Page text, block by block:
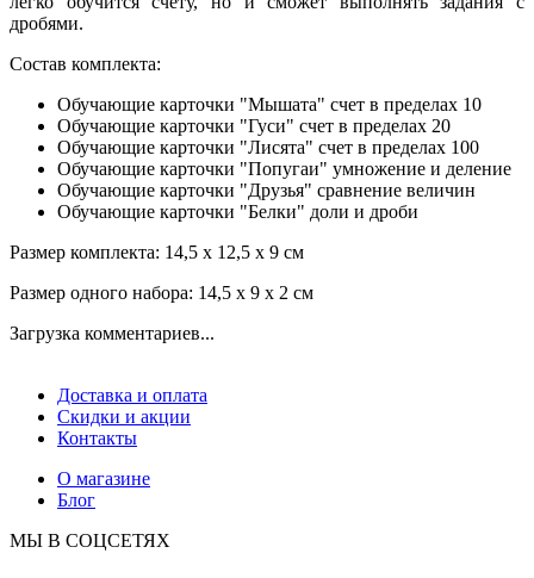
дробями.
Состав комплекта:
Обучающие карточки "Мышата" счет в пределах 10
Обучающие карточки "Гуси" счет в пределах 20
Обучающие карточки "Лисята" счет в пределах 100
Обучающие карточки "Попугаи" умножение и деление
Обучающие карточки "Друзья" сравнение величин
Обучающие карточки "Белки" доли и дроби
Размер комплекта: 14,5 x 12,5 x 9 см
Размер одного набора: 14,5 x 9 x 2 см
Загрузка комментариев...
Доставка и оплата
Скидки и акции
Контакты
О магазине
Блог
МЫ В СОЦСЕТЯХ